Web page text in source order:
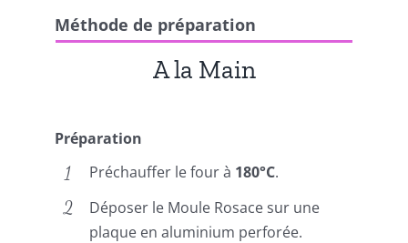
Méthode de préparation
A la Main
Préparation
Préchauffer le four à 180°C.
Déposer le Moule Rosace sur une
plaque en aluminium perforée.